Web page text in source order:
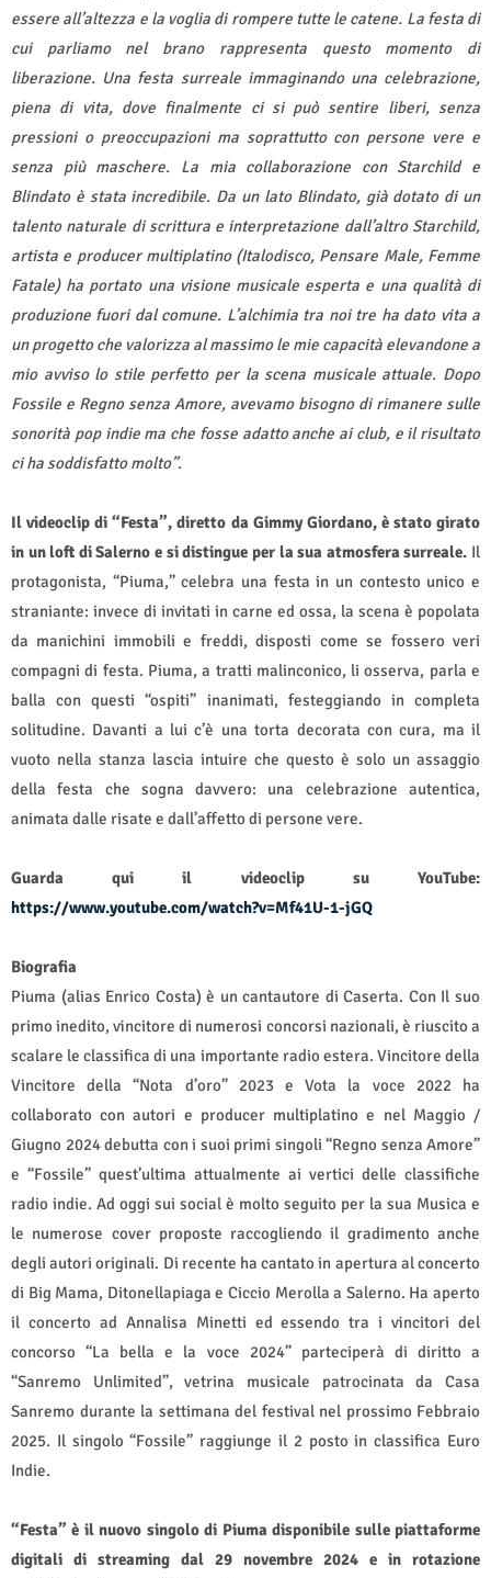
essere all’altezza e la voglia di rompere tutte le catene. La festa di
cui parliamo nel brano rappresenta questo momento di
liberazione. Una festa surreale immaginando una celebrazione,
piena di vita, dove finalmente ci si può sentire liberi, senza
pressioni o preoccupazioni ma soprattutto con persone vere e
senza più maschere. La mia collaborazione con Starchild e
Blindato è stata incredibile. Da un lato Blindato, già dotato di un
talento naturale di scrittura e interpretazione dall’altro Starchild,
artista e producer multiplatino (Italodisco, Pensare Male, Femme
Fatale) ha portato una visione musicale esperta e una qualità di
produzione fuori dal comune. L’alchimia tra noi tre ha dato vita a
un progetto che valorizza al massimo le mie capacità elevandone a
mio avviso lo stile perfetto per la scena musicale attuale. Dopo
Fossile e Regno senza Amore, avevamo bisogno di rimanere sulle
sonorità pop indie ma che fosse adatto anche ai club, e il risultato
ci ha soddisfatto molto”.
Il videoclip di “Festa”, diretto da Gimmy Giordano, è stato girato
in un loft di Salerno e si distingue per la sua atmosfera surreale. Il
protagonista, “Piuma,” celebra una festa in un contesto unico e
straniante: invece di invitati in carne ed ossa, la scena è popolata
da manichini immobili e freddi, disposti come se fossero veri
compagni di festa. Piuma, a tratti malinconico, li osserva, parla e
balla con questi “ospiti” inanimati, festeggiando in completa
solitudine. Davanti a lui c’è una torta decorata con cura, ma il
vuoto nella stanza lascia intuire che questo è solo un assaggio
della festa che sogna davvero: una celebrazione autentica,
animata dalle risate e dall’affetto di persone vere.
Guarda qui il videoclip su YouTube:
https://www.youtube.com/watch?v=Mf41U-1-jGQ
Biografia
Piuma (alias Enrico Costa) è un cantautore di Caserta. Con Il suo
primo inedito, vincitore di numerosi concorsi nazionali, è riuscito a
scalare le classifica di una importante radio estera. Vincitore della
Vincitore della “Nota d’oro” 2023 e Vota la voce 2022 ha
collaborato con autori e producer multiplatino e nel Maggio /
Giugno 2024 debutta con i suoi primi singoli “Regno senza Amore”
e “Fossile” quest’ultima attualmente ai vertici delle classifiche
radio indie. Ad oggi sui social è molto seguito per la sua Musica e
le numerose cover proposte raccogliendo il gradimento anche
degli autori originali. Di recente ha cantato in apertura al concerto
di Big Mama, Ditonellapiaga e Ciccio Merolla a Salerno. Ha aperto
il concerto ad Annalisa Minetti ed essendo tra i vincitori del
concorso “La bella e la voce 2024” parteciperà di diritto a
“Sanremo Unlimited”, vetrina musicale patrocinata da Casa
Sanremo durante la settimana del festival nel prossimo Febbraio
2025. Il singolo “Fossile” raggiunge il 2 posto in classifica Euro
Indie.
“Festa” è il nuovo singolo di Piuma disponibile sulle piattaforme
digitali di streaming dal 29 novembre 2024 e in rotazione